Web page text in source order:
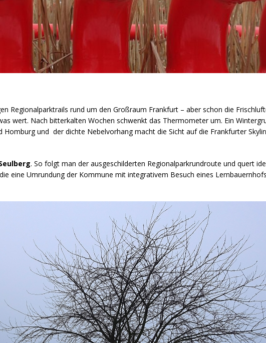
Regionalparktrails rund um den Großraum Frankfurt – aber schon die
wert. Nach bitterkalten Wochen schwenkt das Thermometer um. Ein
und der dichte Nebelvorhang macht die Sicht auf die Frankfurter
. So folgt man der ausgeschilderten Regionalparkrundroute und quert
eine Umrundung der Kommune mit integrativem Besuch eines